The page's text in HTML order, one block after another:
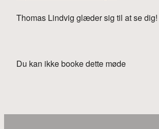
Thomas Lindvig glæder sig til at se dig!
Du kan ikke booke dette møde